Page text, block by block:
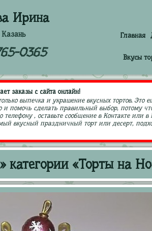
Ирина
0365
Главная
Вкусы
заказы с сайта онлайн!
выпечка и украшение вкусных тортов.
и помочь сделать правильный выбор, потому
телефону , оставьте сообщение в Контакте
вкусный праздничный торт или десерт,
категории «Торты на